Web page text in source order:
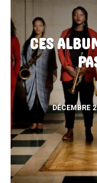
CES
DÉCEMBRE